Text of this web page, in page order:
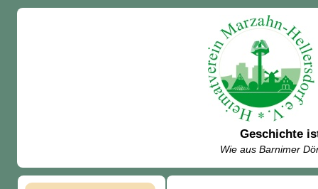
Geschichte
Wie aus Barnimer